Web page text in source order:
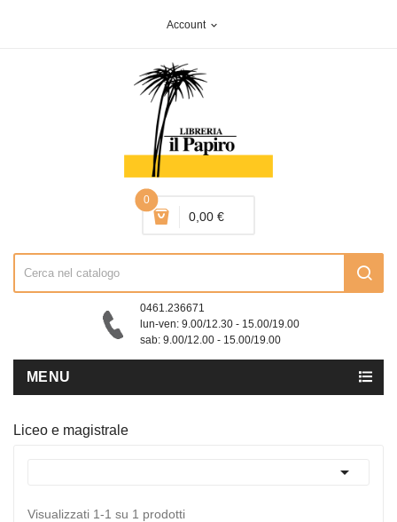
Account expand_more
0
0,00 €
0461.236671
lun-ven: 9.00/12.30 - 15.00/19.00
sab: 9.00/12.00 - 15.00/19.00
MENU
Liceo e magistrale

Visualizzati 1-1 su 1 prodotti